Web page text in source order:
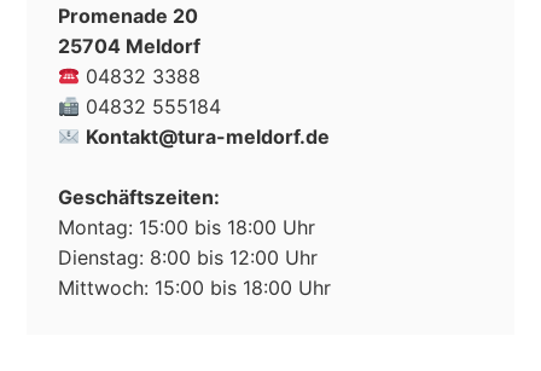
Promenade 20
25704 Meldorf
04832 3388
04832 555184
Kontakt@tura-meldorf.de
Geschäftszeiten:
Montag: 15:00 bis 18:00 Uhr
Dienstag: 8:00 bis 12:00 Uhr
Mittwoch: 15:00 bis 18:00 Uhr